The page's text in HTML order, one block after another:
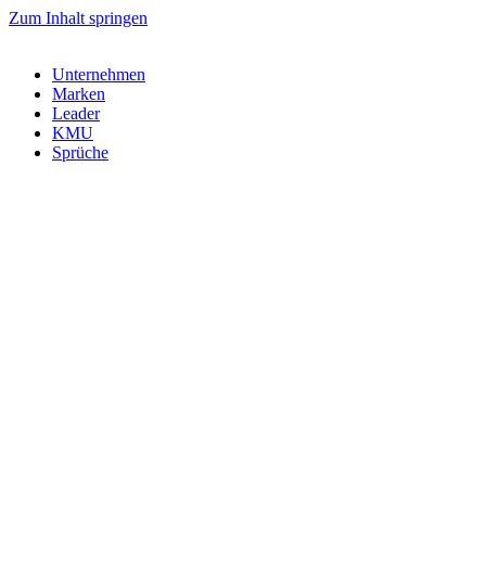
Zum Inhalt springen
Unternehmen
Marken
Leader
KMU
Sprüche